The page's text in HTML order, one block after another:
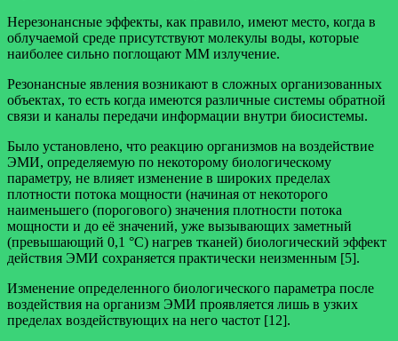
Нерезонансные эффекты, как правило, имеют место, когда в
облучаемой среде присутствуют молекулы воды, которые
наиболее сильно поглощают ММ излучение.
Резонансные явления возникают в сложных организованных
объектах, то есть когда имеются различные системы обратной
связи и каналы передачи информации внутри биосистемы.
Было установлено, что реакцию организмов на воздействие
ЭМИ, определяемую по некоторому биологическому
параметру, не влияет изменение в широких пределах
плотности потока мощности (начиная от некоторого
наименьшего (порогового) значения плотности потока
мощности и до её значений, уже вызывающих заметный
(превышающий 0,1 °С) нагрев тканей) биологический эффект
действия ЭМИ сохраняется практически неизменным [5].
Изменение определенного биологического параметра после
воздействия на организм ЭМИ проявляется лишь в узких
пределах воздействующих на него частот [12].